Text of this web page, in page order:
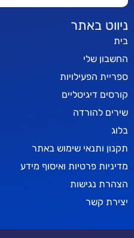
ניווט באתר
בית
החשבון שלי
ספריית הפעילויות
קורסים דיגיטליים
שירים להורדה
בלוג
תקנון ותנאי שימוש באתר
מדיניות פרטיות ואיסוף מידע
הצהרת נגישות
יצירת קשר